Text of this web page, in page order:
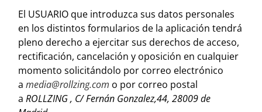
El USUARIO que introduzca sus datos personales
en los distintos formularios de la aplicación tendrá
pleno derecho a ejercitar sus derechos de acceso,
rectificación, cancelación y oposición en cualquier
momento solicitándolo por correo electrónico
a media@rollzing.com o por correo postal
a ROLLZING , C/ Fernán Gonzalez,44, 28009 de